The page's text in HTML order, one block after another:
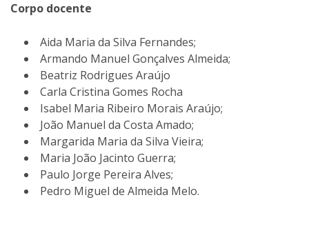
Corpo docente
Aida Maria da Silva Fernandes;
Armando Manuel Gonçalves Almeida;
Beatriz Rodrigues Araújo
Carla Cristina Gomes Rocha
Isabel Maria Ribeiro Morais Araújo;
João Manuel da Costa Amado;
Margarida Maria da Silva Vieira;
Maria João Jacinto Guerra;
Paulo Jorge Pereira Alves;
Pedro Miguel de Almeida Melo.